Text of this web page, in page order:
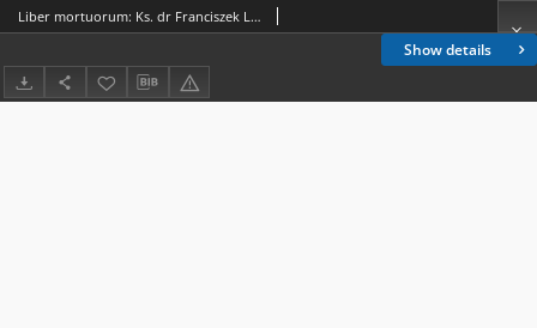
Show details
Liber mortuorum: Ks. dr Franciszek L. Leśniak